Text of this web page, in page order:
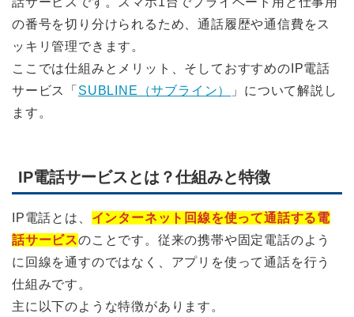
の番号を切り分けられるため、通話履歴や通信費をス
ッキリ管理できます。
ここでは仕組みとメリット、そしておすすめのIP電話
サービス「 SUBLINE（サブライン）
」について解説し
ます。
IP電話サービスとは？仕組みと特徴
IP電話とは、 インターネット回線を使って通話する電
話サービスのことです。従来の携帯や固定電話のよう
に回線を通すのではなく、アプリを使って通話を行う
仕組みです。
主に以下のような特徴があります。